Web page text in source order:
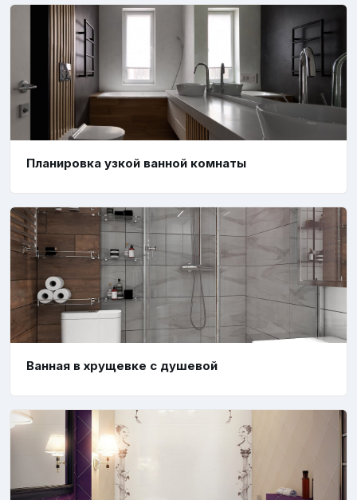
Планировка узкой ванной комнаты
Ванная в хрущевке с душевой